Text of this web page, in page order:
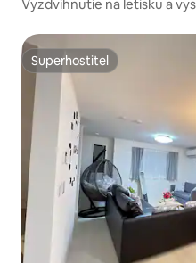
Vyzdvihnutie na letisku a
Superhostiteľ
Superhostiteľ